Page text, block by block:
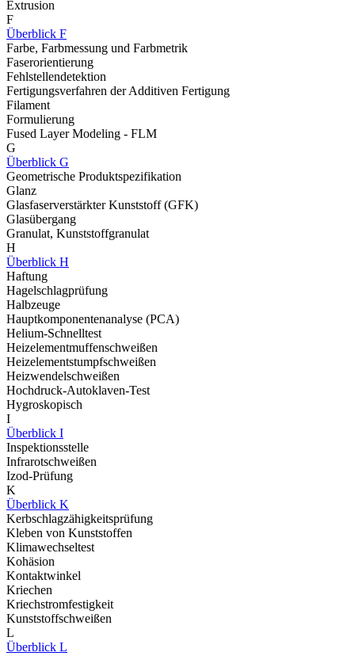
Extrusion
F
Überblick F
Farbe, Farbmessung und Farbmetrik
Faserorientierung
Fehlstellendetektion
Fertigungsverfahren der Additiven Fertigung
Filament
Formulierung
Fused Layer Modeling - FLM
G
Überblick G
Geometrische Produktspezifikation
Glanz
Glasfaserverstärkter Kunststoff (GFK)
Glasübergang
Granulat, Kunststoffgranulat
H
Überblick H
Haftung
Hagelschlagprüfung
Halbzeuge
Hauptkomponentenanalyse (PCA)
Helium-Schnelltest
Heizelementmuffenschweißen
Heizelementstumpfschweißen
Heizwendelschweißen
Hochdruck-Autoklaven-Test
Hygroskopisch
I
Überblick I
Inspektionsstelle
Infrarotschweißen
Izod-Prüfung
K
Überblick K
Kerbschlagzähigkeitsprüfung
Kleben von Kunststoffen
Klimawechseltest
Kohäsion
Kontaktwinkel
Kriechen
Kriechstromfestigkeit
Kunststoffschweißen
L
Überblick L